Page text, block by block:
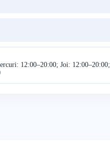
12:00–20:00; Joi: 12:00–20:00;